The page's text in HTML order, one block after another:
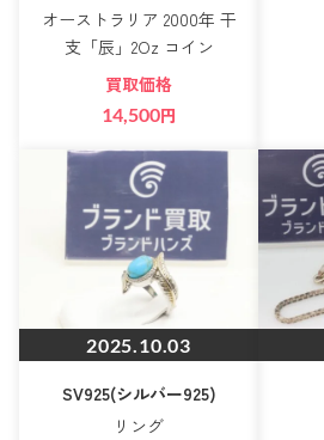
オーストラリア 2000年 干
支「辰」2Oz コイン
買取価格
14,500円
2025.10.03
SV925(シルバー925)
リング